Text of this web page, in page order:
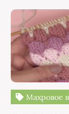
Махровое